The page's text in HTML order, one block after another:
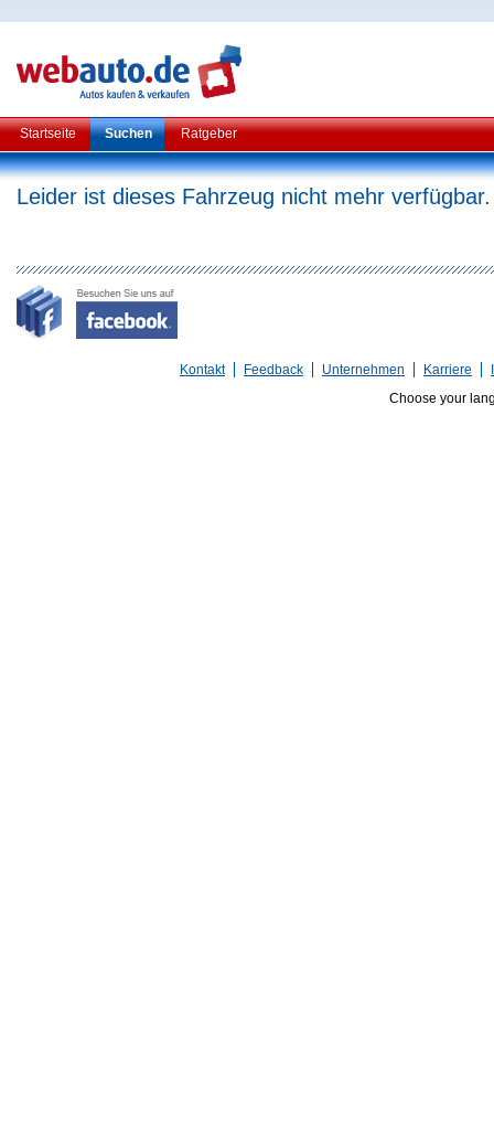
Startseite Suchen Ratgeber
Leider ist dieses Fahrzeug nicht mehr verfügbar.
Kontakt Feedback Unternehmen Karriere
Choose your